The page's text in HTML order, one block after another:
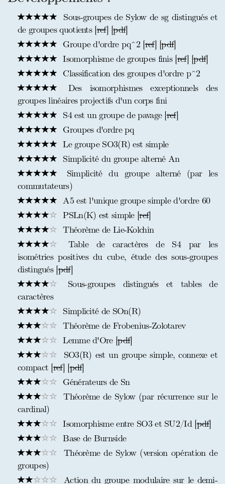
Sous-groupes de Sylow de sg distingués et
de groupes quotients [ref] [pdf]
Groupe d'ordre pq^2 [ref] [pdf]
Isomorphisme de groupes finis [ref] [pdf]
Classification des groupes d'ordre p^2
Des isomorphismes exceptionnels des
groupes linéaires projectifs d'un corps fini
S4 est un groupe de pavage [ref]
Groupes d'ordre pq
Le groupe SO3(R) est simple
Simplicité du groupe alterné An
Simplicité du groupe alterné (par les
commutateurs)
A5 est l'unique groupe simple d'ordre 60
PSLn(K) est simple [ref]
Théorème de Lie-Kolchin
Table de caractères de S4 par les
isométries positives du cube, étude des sous-groupes
distingués [pdf]
Sous-groupes distingués et tables de
caractères
Simplicité de SOn(R)
Théorème de Frobenius-Zolotarev
Lemme d'Ore [pdf]
SO3(R) est un groupe simple, connexe et
compact [ref] [pdf]
Générateurs de Sn
Théorème de Sylow (par récurrence sur le
cardinal)
Isomorphisme entre SO3 et SU2/Id [pdf]
Base de Burnside
Théorème de Sylow (version opération de
groupes)
Action du groupe modulaire sur le demi-